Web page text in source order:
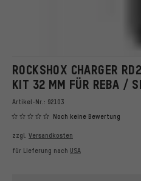
ROCKSHOX CHARGER
KIT 32 MM FÜR REBA /
Artikel-Nr.: 92103
Noch keine Bewertung
zzgl. Versandkosten
für Lieferung nach USA